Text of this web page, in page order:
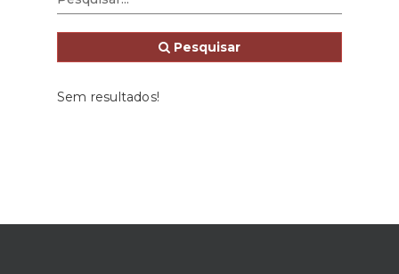
Pesquisar
Sem resultados!